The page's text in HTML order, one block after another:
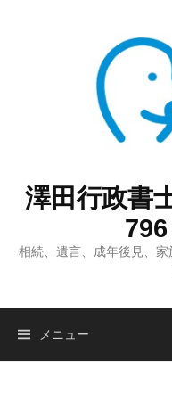
澤田行政書
796
相続、遺言、成年後見、
メニュー